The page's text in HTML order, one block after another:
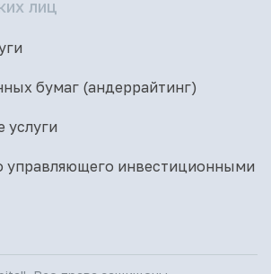
лиц
бумаг (андеррайтинг)
услуги
управляющего инвестиционными